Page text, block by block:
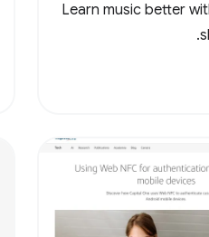
Learn music better